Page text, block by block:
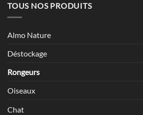
TOUS NOS PRODUITS
Almo Nature
Déstockage
Rongeurs
Oiseaux
Chat